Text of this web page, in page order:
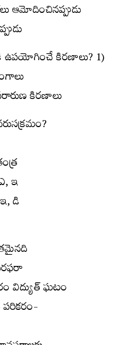
ఆమోదించినప్పుడు
కిరణాలు? 1)
కిరణాలు
ఇ
డి
విద్యుత్ ఘటం